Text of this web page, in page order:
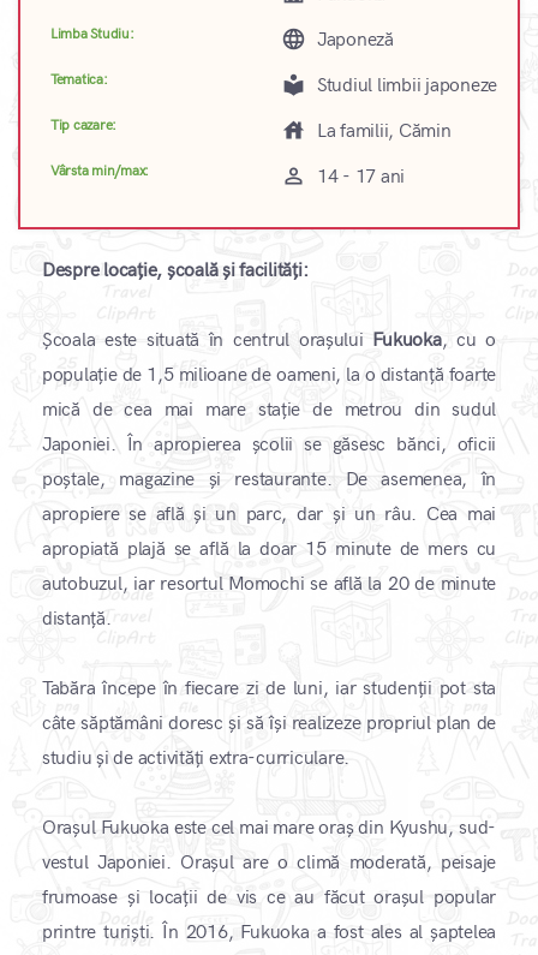
Limba Studiu: language Japoneză
Tematica: local_library Studiul limbii japoneze
Tip cazare: house La familii, Cămin
Vârsta min/max: perm_identity 14 - 17 ani
Despre locație, școală și facilități:
Școala este situată în centrul orașului Fukuoka, cu o
populație de 1,5 milioane de oameni, la o distanță foarte
mică de cea mai mare stație de metrou din sudul
Japoniei. În apropierea școlii se găsesc bănci, oficii
poștale, magazine și restaurante. De asemenea, în
apropiere se află și un parc, dar și un râu. Cea mai
apropiată plajă se află la doar 15 minute de mers cu
autobuzul, iar resortul Momochi se află la 20 de minute
distanță.
Tabăra începe în fiecare zi de luni, iar studenții pot sta
câte săptămâni doresc și să își realizeze propriul plan de
studiu și de activități extra-curriculare.
Orașul Fukuoka este cel mai mare oraș din Kyushu, sud-
vestul Japoniei. Orașul are o climă moderată, peisaje
frumoase și locații de vis ce au făcut orașul popular
printre turiști. În 2016, Fukuoka a fost ales al șaptelea